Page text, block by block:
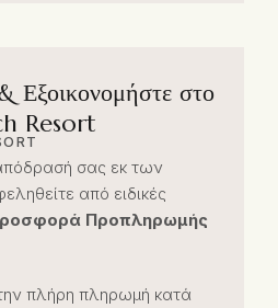
Εξοικονομήστε στο
Resort
σας εκ των
από ειδικές
Προπληρωμής
πλήρη πληρωμή κατά